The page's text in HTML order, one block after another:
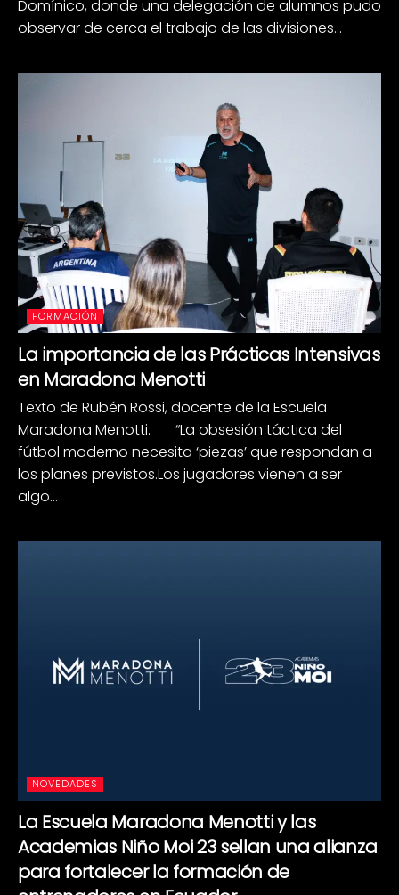
Domínico, donde una delegación de alumnos pudo
observar de cerca el trabajo de las divisiones...
FORMACIÓN
La importancia de las Prácticas Intensivas
en Maradona Menotti
Texto de Rubén Rossi, docente de la Escuela
Maradona Menotti. “La obsesión táctica del
fútbol moderno necesita ‘piezas’ que respondan a
los planes previstos.Los jugadores vienen a ser
algo...
NOVEDADES
La Escuela Maradona Menotti y las
Academias Niño Moi 23 sellan una alianza
para fortalecer la formación de